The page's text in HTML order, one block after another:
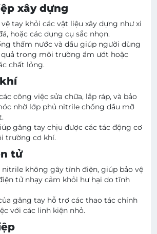
xây dựng
tay khỏi các vật liệu xây dựng như xi
hoặc các dụng cụ sắc nhọn.
thấm nước và dầu giúp người dùng
quả trong môi trường ẩm ướt hoặc
chất lỏng.
công việc sửa chữa, lắp ráp, và bảo
nhờ lớp phủ nitrile chống dầu mỡ
găng tay chịu được các tác động cơ
trường cơ khí.
tử
nitrile không gây tĩnh điện, giúp bảo vệ
tử nhạy cảm khỏi hư hại do tĩnh
găng tay hỗ trợ các thao tác chính
với các linh kiện nhỏ.